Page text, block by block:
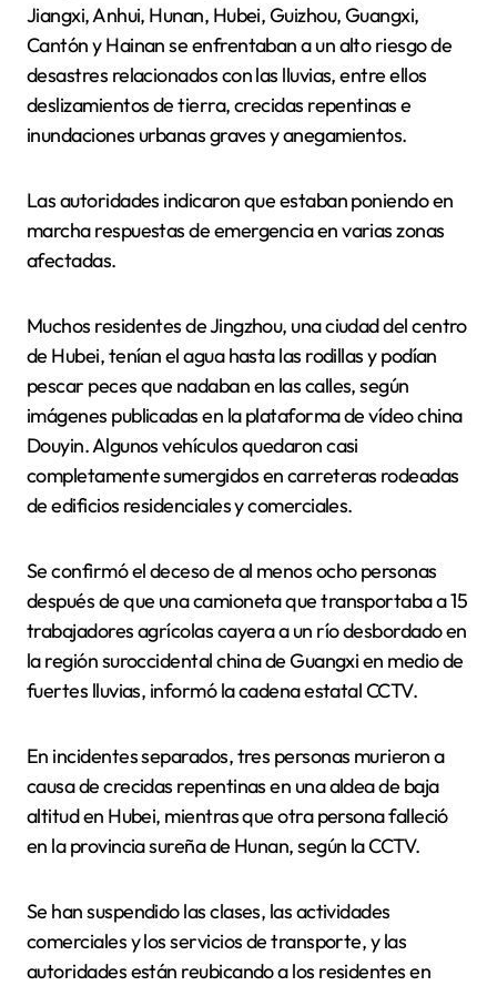
Jiangxi, Anhui, Hunan, Hubei, Guizhou, Guangxi,
Cantón y Hainan se enfrentaban a un alto riesgo de
desastres relacionados con las lluvias, entre ellos
deslizamientos de tierra, crecidas repentinas e
inundaciones urbanas graves y anegamientos.
Las autoridades indicaron que estaban poniendo en
marcha respuestas de emergencia en varias zonas
afectadas.
Muchos residentes de Jingzhou, una ciudad del centro
de Hubei, tenían el agua hasta las rodillas y podían
pescar peces que nadaban en las calles, según
imágenes publicadas en la plataforma de vídeo china
Douyin. Algunos vehículos quedaron casi
completamente sumergidos en carreteras rodeadas
de edificios residenciales y comerciales.
Se confirmó el deceso de al menos ocho personas
después de que una camioneta que transportaba a 15
trabajadores agrícolas cayera a un río desbordado en
la región suroccidental china de Guangxi en medio de
fuertes lluvias, informó la cadena estatal CCTV.
En incidentes separados, tres personas murieron a
causa de crecidas repentinas en una aldea de baja
altitud en Hubei, mientras que otra persona falleció
en la provincia sureña de Hunan, según la CCTV.
Se han suspendido las clases, las actividades
comerciales y los servicios de transporte, y las
autoridades están reubicando a los residentes en